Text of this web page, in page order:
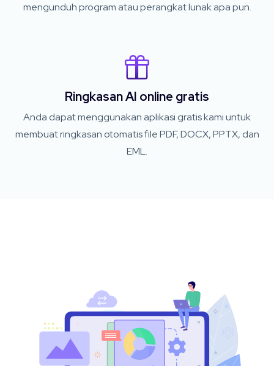
mengunduh program atau perangkat lunak apa pun.
Ringkasan AI online gratis
Anda dapat menggunakan aplikasi gratis kami untuk
membuat ringkasan otomatis file PDF, DOCX, PPTX, dan
EML.